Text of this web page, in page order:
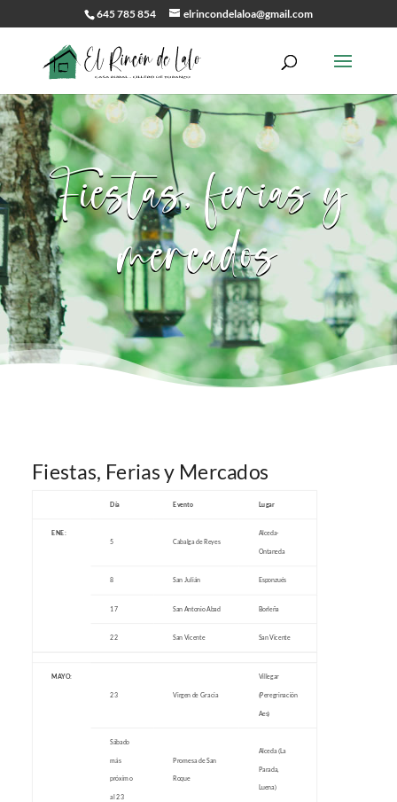
645 785 854 elrincondelaloa@gmail.com
Fiestas, ferias y
mercados
Fiestas, Ferias y Mercados
Día Evento Lugar
ENE:
5
Cabalga de Reyes
Alceda-
Ontaneda
8 San Julián Esponzués
17 San Antonio Abad Borleña
22 San Vicente San Vicente
MAYO:
23 Virgen de Gracia
Villegar
(Peregrinación
Aes)
Sábado
más
próximo
al 23
Promesa de San
Roque
Alceda (La
Parada,
Luena)